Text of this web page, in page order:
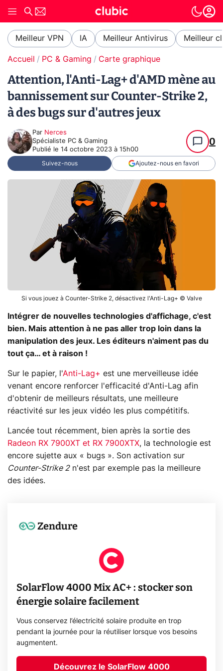
Meilleur VPN IA Meilleur Antivirus Meilleur
Accueil PC & Gaming Carte graphique
Attention, l'Anti-Lag+ d'AMD mène au
bannissement sur Counter-Strike 2,
à des bugs sur d'autres jeux
Par Nerces
Spécialiste PC & Gaming
Publié le 14 octobre 2023 à 15h00
0
Suivez-nous Ajoutez-nous en favori
Si vous jouez à Counter-Strike 2, désactivez l'Anti-Lag+ © Valve
Intégrer de nouvelles technologies d'affichage, c'est
bien. Mais attention à ne pas aller trop loin dans la
manipulation des jeux. Les éditeurs n'aiment pas du
tout ça… et à raison !
Sur le papier, l'Anti-Lag+ est une merveilleuse idée
venant encore renforcer l'efficacité d'Anti-Lag afin
d'obtenir de meilleurs résultats, une meilleure
réactivité sur les jeux vidéo les plus compétitifs.
Lancée tout récemment, bien après la sortie des
Radeon RX 7900XT et RX 7900XTX, la technologie est
encore sujette aux « bugs ». Son activation sur
Counter-Strike 2n'est par exemple pas la meilleure
des idées.
Zendure
SolarFlow 4000 Mix AC+ : stocker son
énergie solaire facilement
Vous conservez l’électricité solaire produite en trop
pendant la journée pour la réutiliser lorsque vos besoins
augmentent.
Découvrez le SolarFlow 4000